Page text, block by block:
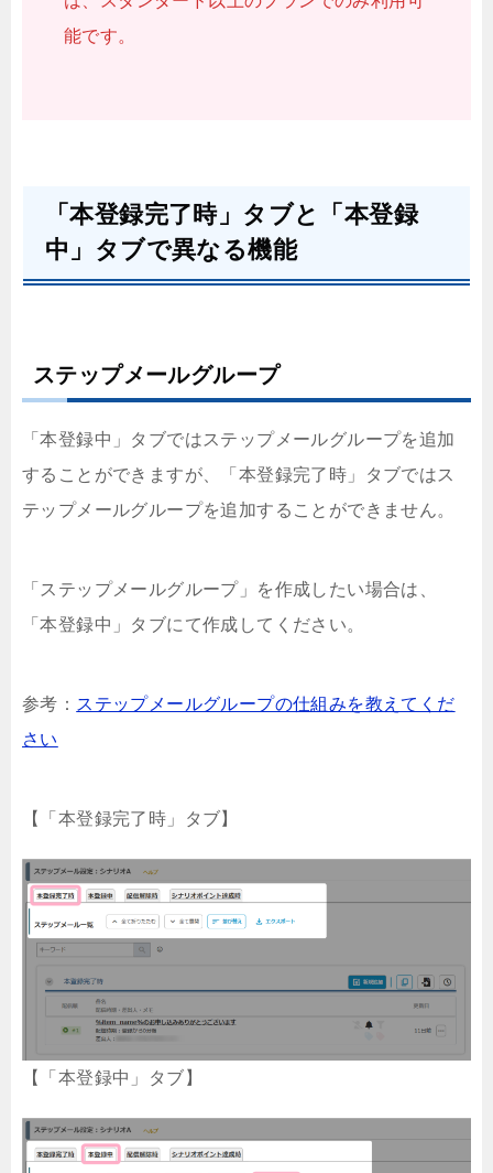
能です。
「本登録完了時」タブと「本登録
中」タブで異なる機能
ステップメールグループ
「本登録中」タブではステップメールグループを追加
することができますが、「本登録完了時」タブではス
テップメールグループを追加することができません。
「ステップメールグループ」を作成したい場合は、
「本登録中」タブにて作成してください。
参考： ステップメールグループの仕組みを教えてくだ
さい
【「本登録完了時」タブ】
【「本登録中」タブ】